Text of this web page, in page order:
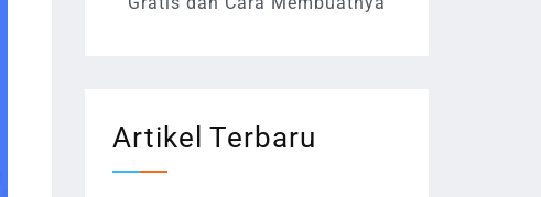
Artikel Terbaru